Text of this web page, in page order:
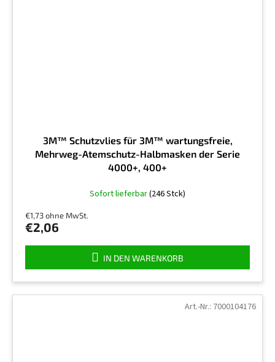
3M™ Schutzvlies für 3M™ wartungsfreie,
Mehrweg-Atemschutz-Halbmasken der Serie
4000+, 400+
Sofort lieferbar(246 Stck)
€1,73 ohne MwSt.
€2,06
IN DEN WARENKORB
Art.-Nr.: 7000104176